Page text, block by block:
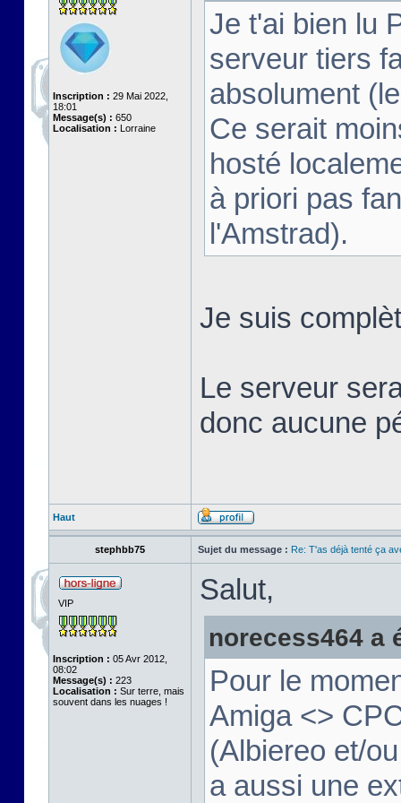
Inscription : 29 Mai 2022,
18:01
Message(s) : 650
Localisation : Lorraine
Je t'ai bien lu
serveur tiers
absolument
Ce serait
hosté
à priori pas
l'Amstrad).
Je suis
Le serveur
donc aucune
Haut
stephbb75 Sujet du message : Re: T'as déjà tenté ça
VIP
Inscription : 05 Avr 2012,
08:02
Message(s) : 223
Localisation : Sur terre, mais
souvent dans les nuages !
Salut,
norecess464 a
Pour le
Amiga <>
(Albiereo et/
a aussi une